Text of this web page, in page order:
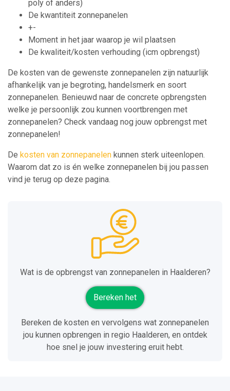
poly of anders)
De kwantiteit zonnepanelen
+-
Moment in het jaar waarop je wil plaatsen
De kwaliteit/kosten verhouding (icm opbrengst)
De kosten van de gewenste zonnepanelen zijn natuurlijk
afhankelijk van je begroting, handelsmerk en soort
zonnepanelen. Benieuwd naar de concrete opbrengsten
welke je persoonlijk zou kunnen voortbrengen met
zonnepanelen? Check vandaag nog jouw opbrengst met
zonnepanelen!
De kosten van zonnepanelen kunnen sterk uiteenlopen.
Waarom dat zo is én welke zonnepanelen bij jou passen
vind je terug op deze pagina.
Wat is de opbrengst van zonnepanelen in Haalderen?
Bereken het
Bereken de kosten en vervolgens wat zonnepanelen
jou kunnen opbrengen in regio Haalderen, en ontdek
hoe snel je jouw investering eruit hebt.